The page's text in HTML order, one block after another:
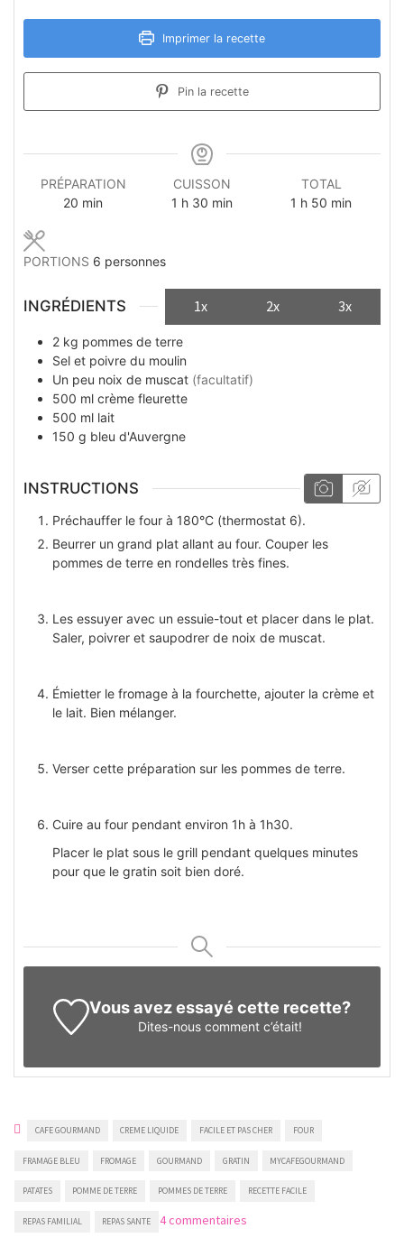
Imprimer la recette
Pin la recette
PRÉPARATION
20 minutes
min
CUISSON
1 heure
h 30 minutes
min
TOTAL
1 heure
h 50 minutes
min
PORTIONS 6 personnes
INGRÉDIENTS 1x 2x 3x
2 kg pommes de terre
Sel et poivre du moulin
Un peu noix de muscat (facultatif)
500 ml crème fleurette
500 ml lait
150 g bleu d'Auvergne
INSTRUCTIONS
Préchauffer le four à 180°C (thermostat 6).
Beurrer un grand plat allant au four. Couper les
pommes de terre en rondelles très fines.
Les essuyer avec un essuie-tout et placer dans le plat.
Saler, poivrer et saupodrer de noix de muscat.
Émietter le fromage à la fourchette, ajouter la crème et
le lait. Bien mélanger.
Verser cette préparation sur les pommes de terre.
Cuire au four pendant environ 1h à 1h30.
Placer le plat sous le grill pendant quelques minutes
pour que le gratin soit bien doré.
Vous avez essayé cette recette?
Dites-nous comment c’était!
CAFE GOURMAND CREME LIQUIDE FACILE ET PAS CHER FOUR
FRAMAGE BLEU FROMAGE GOURMAND GRATIN MYCAFEGOURMAND
PATATES POMME DE TERRE POMMES DE TERRE RECETTE FACILE
REPAS FAMILIAL REPAS SANTE 4 commentaires